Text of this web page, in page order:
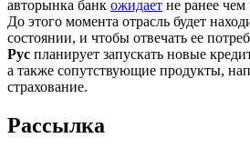
авторынка банк ожидает не ранее чем
До этого момента отрасль будет
состоянии, и чтобы отвечать ее
Рус планирует запускать новые
а также сопутствующие продукты,
страхование.
Рассылка